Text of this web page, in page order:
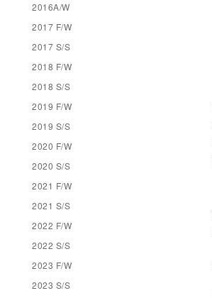
2016A/W
2017 F/W
2017 S/S
2018 F/W
2018 S/S
2019 F/W
2019 S/S
2020 F/W
2020 S/S
2021 F/W
2021 S/S
2022 F/W
2022 S/S
2023 F/W
2023 S/S